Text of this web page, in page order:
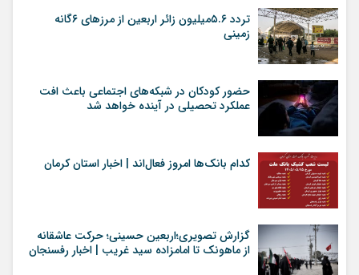
تردد ۵.۶میلیون زائر اربعین از مرزهای ۶گانه
زمینی
حضور کودکان در شبکه‌های اجتماعی باعث افت
عملکرد تحصیلی در آینده خواهد شد
کدام بانک‌ها امروز فعال‌اند | اخبار استان کرمان
گزارش تصویری؛اربعین حسینی؛ حرکت عاشقانه
از ماهونک تا امامزاده سید غریب | اخبار رفسنجان